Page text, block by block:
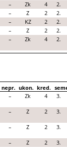
– Zk 4
2.
– Z 2
2.
– KZ 2
2.
– Z 2
2.
– Zk 4 2.
nepr. ukon. kred.
– Zk 4 3.
– Z 2 3.
– Z 2 3.
– Z 2
3.